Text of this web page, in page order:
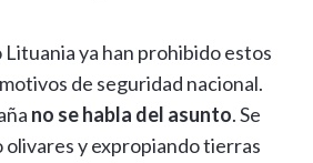
ya han prohibido estos
de seguridad nacional.
no se habla del asunto. Se
olivares y expropiando tierras